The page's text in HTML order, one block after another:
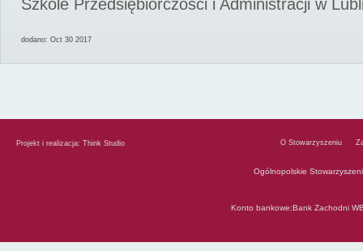
Szkole Przedsiębiorczości i Administracji w
dodano: Oct 30 2017
Projekt i realizacja: Think Studio O Stowarzyszeniu
Ogólnopolskie
Konto bankowe:Bank Zachodni